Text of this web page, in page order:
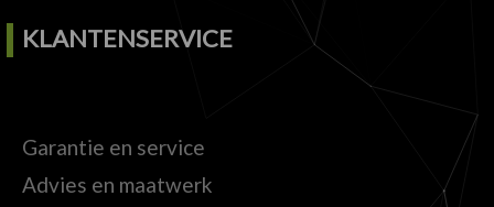
KLANTENSERVICE
Garantie en service
Advies en maatwerk